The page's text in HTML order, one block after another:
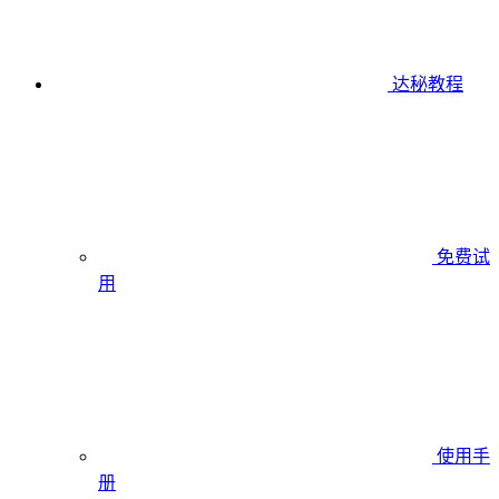
达秘教程
免费试
用
使用手
册